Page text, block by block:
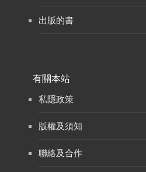
出版的書
有關本站
私隱政策
版權及須知
聯絡及合作